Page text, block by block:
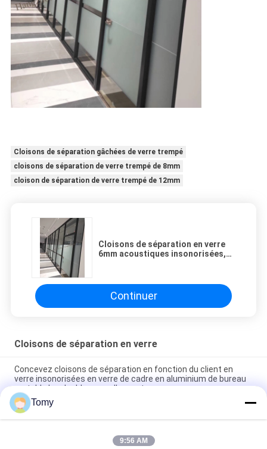
Cloisons de séparation gâchées de verre trempé
cloisons de séparation de verre trempé de 8mm
cloison de séparation de verre trempé de 12mm
Cloisons de séparation en verre
6mm acoustiques insonorisées,
Continuer
Cloisons de séparation en verre
Concevez cloisons de séparation en fonction du client en
verre insonorisées en verre de cadre en aluminium de bureau
portable les doubles avec l'auvent
Carreaux de mosaïque en verre intérieur transparent à corps
entier pour la cuisine
Belle mosaïque en verre intérieur transparent à corps entier
Tomy
9:56 AM